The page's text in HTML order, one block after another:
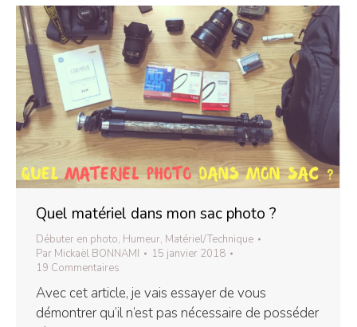
Quel matériel dans mon sac photo ?
Débuter en photo, Humeur, Matériel/Technique
Par Mickaël BONNAMI
15 janvier 2018
19 Commentaires
Avec cet article, je vais essayer de vous
démontrer qu’il n’est pas nécessaire de posséder